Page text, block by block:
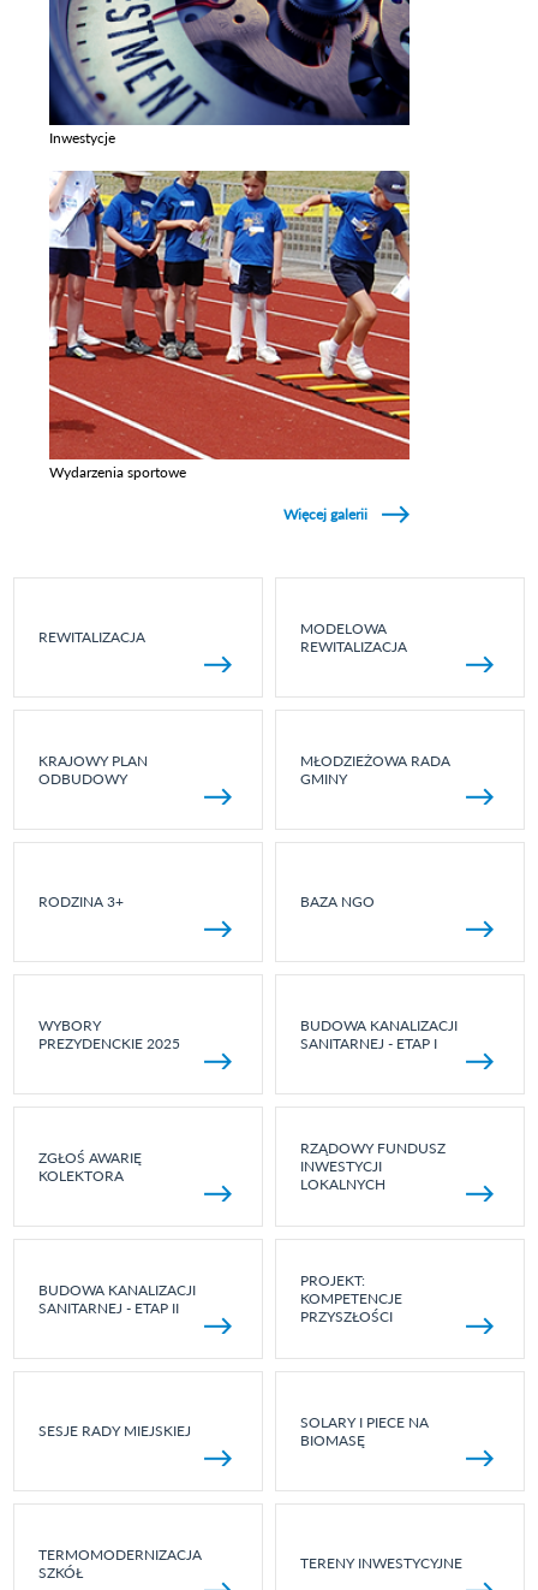
Inwestycje
Wydarzenia sportowe
Więcej galerii
REWITALIZACJA
MODELOWA
REWITALIZACJA
KRAJOWY PLAN
ODBUDOWY
MŁODZIEŻOWA RADA
GMINY
RODZINA 3+ BAZA NGO
WYBORY
PREZYDENCKIE 2025
BUDOWA KANALIZACJI
SANITARNEJ - ETAP I
ZGŁOŚ AWARIĘ
KOLEKTORA
RZĄDOWY FUNDUSZ
INWESTYCJI
LOKALNYCH
BUDOWA KANALIZACJI
SANITARNEJ - ETAP II
PROJEKT:
KOMPETENCJE
PRZYSZŁOŚCI
SESJE RADY MIEJSKIEJ
SOLARY I PIECE NA
BIOMASĘ
TERMOMODERNIZACJA
SZKÓŁ
TERENY INWESTYCYJNE